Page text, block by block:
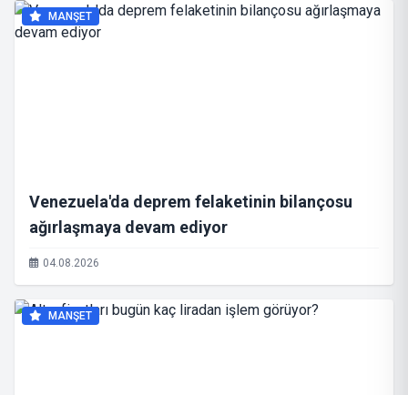
MANŞET
Venezuela'da deprem felaketinin bilançosu
ağırlaşmaya devam ediyor
04.08.2026
MANŞET